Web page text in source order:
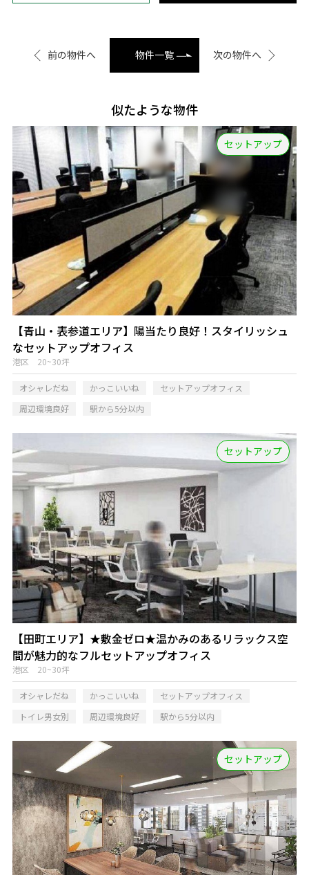
前の物件へ 物件一覧 次の物件へ
似たような物件
セットアップ
【青山・表参道エリア】陽当たり良好！スタイリッシュ
なセットアップオフィス
港区 20~30坪
オシャレだね かっこいいね
セットアップオフィス
周辺環境良好
駅から5分以内
セットアップ
【田町エリア】★敷金ゼロ★温かみのあるリラックス空
間が魅力的なフルセットアップオフィス
港区 20~30坪
オシャレだね かっこいいね
セットアップオフィス
トイレ男女別
周辺環境良好 駅から5分以内
セットアップ